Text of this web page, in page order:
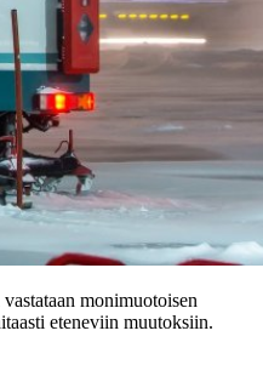
monimuotoisen
eteneviin muutoksiin.